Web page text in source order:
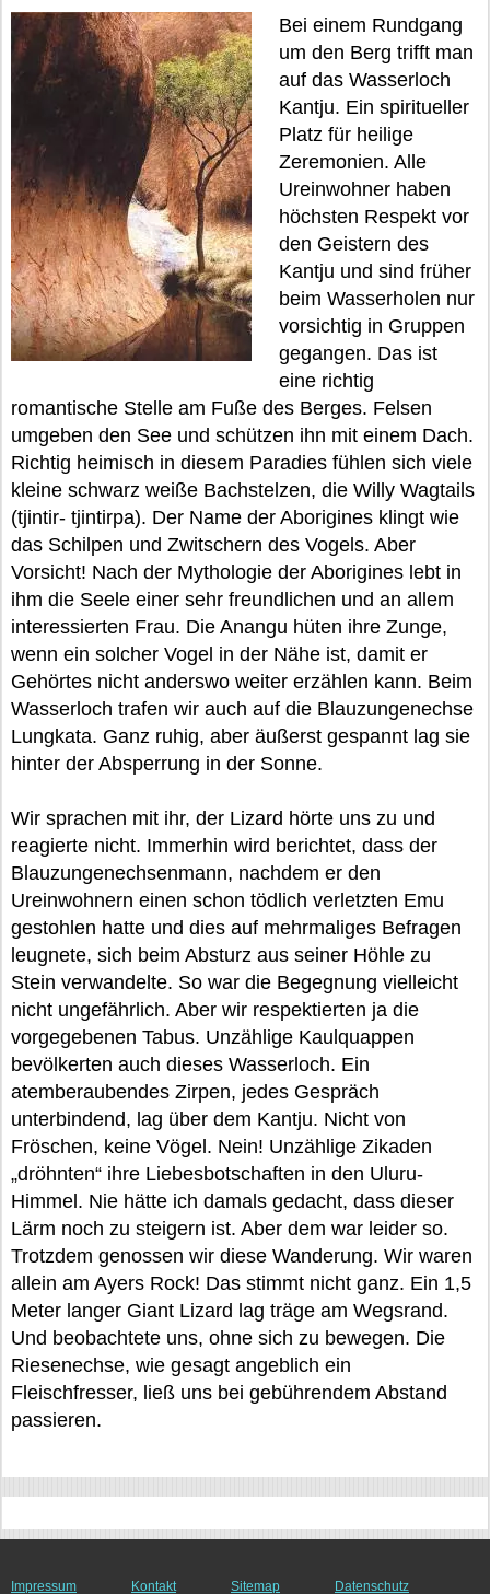
Bei einem Rundgang
um den Berg trifft man
auf das Wasserloch
Kantju. Ein spiritueller
Platz für heilige
Zeremonien. Alle
Ureinwohner haben
höchsten Respekt vor
den Geistern des
Kantju und sind früher
beim Wasserholen nur
vorsichtig in Gruppen
gegangen. Das ist
eine richtig
romantische Stelle am Fuße des Berges. Felsen
umgeben den See und schützen ihn mit einem Dach.
Richtig heimisch in diesem Paradies fühlen sich viele
kleine schwarz weiße Bachstelzen, die Willy Wagtails
(tjintir- tjintirpa). Der Name der Aborigines klingt wie
das Schilpen und Zwitschern des Vogels. Aber
Vorsicht! Nach der Mythologie der Aborigines lebt in
ihm die Seele einer sehr freundlichen und an allem
interessierten Frau. Die Anangu hüten ihre Zunge,
wenn ein solcher Vogel in der Nähe ist, damit er
Gehörtes nicht anderswo weiter erzählen kann. Beim
Wasserloch trafen wir auch auf die Blauzungenechse
Lungkata. Ganz ruhig, aber äußerst gespannt lag sie
hinter der Absperrung in der Sonne.
Wir sprachen mit ihr, der Lizard hörte uns zu und
reagierte nicht. Immerhin wird berichtet, dass der
Blauzungenechsenmann, nachdem er den
Ureinwohnern einen schon tödlich verletzten Emu
gestohlen hatte und dies auf mehrmaliges Befragen
leugnete, sich beim Absturz aus seiner Höhle zu
Stein verwandelte. So war die Begegnung vielleicht
nicht ungefährlich. Aber wir respektierten ja die
vorgegebenen Tabus. Unzählige Kaulquappen
bevölkerten auch dieses Wasserloch. Ein
atemberaubendes Zirpen, jedes Gespräch
unterbindend, lag über dem Kantju. Nicht von
Fröschen, keine Vögel. Nein! Unzählige Zikaden
„dröhnten“ ihre Liebesbotschaften in den Uluru-
Himmel. Nie hätte ich damals gedacht, dass dieser
Lärm noch zu steigern ist. Aber dem war leider so.
Trotzdem genossen wir diese Wanderung. Wir waren
allein am Ayers Rock! Das stimmt nicht ganz. Ein 1,5
Meter langer Giant Lizard lag träge am Wegsrand.
Und beobachtete uns, ohne sich zu bewegen. Die
Riesenechse, wie gesagt angeblich ein
Fleischfresser, ließ uns bei gebührendem Abstand
passieren.
Impressum Kontakt Sitemap Datenschutz